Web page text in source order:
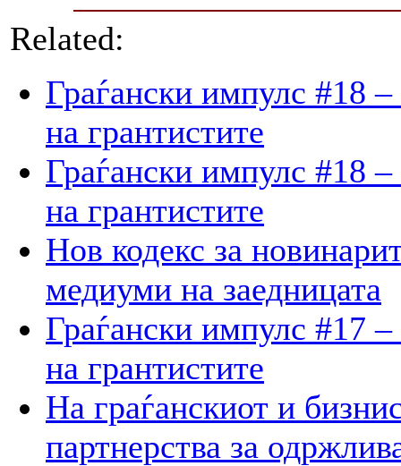
Related:
Граѓански импулс #18
на грантистите
Граѓански импулс #18
на грантистите
Нов кодекс за
медиуми на заедницата
Граѓански импулс #17
на грантистите
На граѓанскиот и
партнерства за